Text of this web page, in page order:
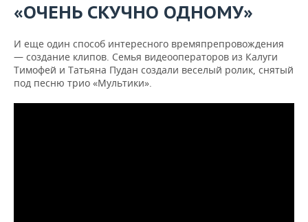
«ОЧЕНЬ СКУЧНО ОДНОМУ»
И еще один способ интересного времяпрепровождения
— создание клипов. Семья видеооператоров из Калуги
Тимофей и Татьяна Пудан создали веселый ролик, снятый
под песню трио «Мультики».